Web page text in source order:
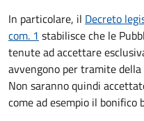
In particolare, il Decreto
com. 1 stabilisce che le
tenute ad accettare
avvengono per tramite
Non saranno quindi
come ad esempio il